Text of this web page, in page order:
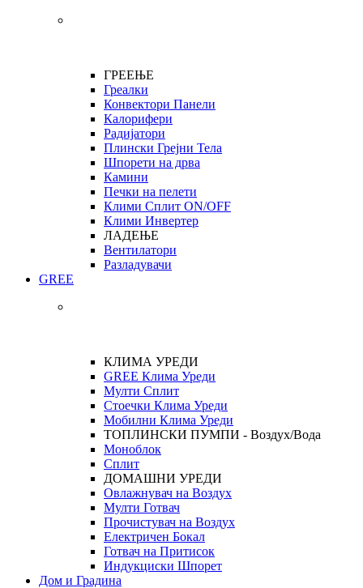
ГРЕЕЊЕ
Греалки
Конвектори Панели
Калорифери
Радијатори
Плински Грејни Тела
Шпорети на дрва
Камини
Печки на пелети
Клими Сплит ON/OFF
Клими Инвертер
ЛАДЕЊЕ
Вентилатори
Разладувачи
GREE
КЛИМА УРЕДИ
GREE Клима Уреди
Мулти Сплит
Стоечки Клима Уреди
Мобилни Клима Уреди
ТОПЛИНСКИ ПУМПИ - Воздух/Вода
Моноблок
Сплит
ДОМАШНИ УРЕДИ
Овлажнувач на Воздух
Мулти Готвач
Прочистувач на Воздух
Електричен Бокал
Готвач на Притисок
Индукциски Шпорет
Дом и Градина